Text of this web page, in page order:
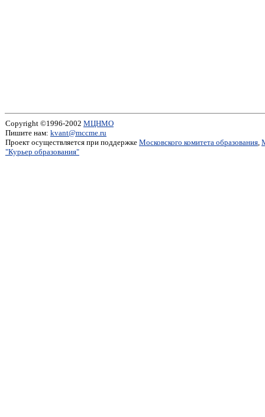
Copyright ©1996-2002 МЦНМО
Пишите нам: kvant@mccme.ru
Проект осуществляется при поддержке Московского комитета образования,
"Курьер образования"